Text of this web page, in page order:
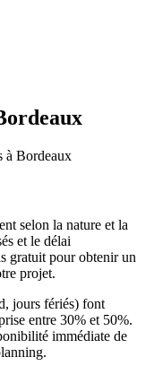
à Bordeaux
selon la nature et la
et le délai
gratuit pour obtenir un
projet.
jours fériés) font
entre 30% et 50%.
immédiate de